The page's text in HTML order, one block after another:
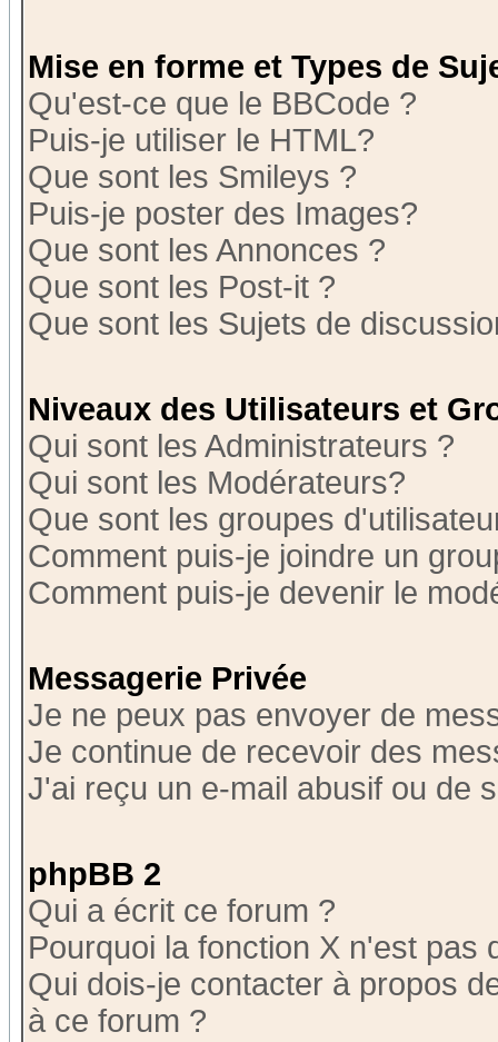
Mise en forme et Types de
Qu'est-ce que le BBCode ?
Puis-je utiliser le HTML?
Que sont les Smileys ?
Puis-je poster des Images?
Que sont les Annonces ?
Que sont les Post-it ?
Que sont les Sujets de
Niveaux des Utilisateurs et
Qui sont les Administrateurs ?
Qui sont les Modérateurs?
Que sont les groupes
Comment puis-je joindre un
Comment puis-je devenir le
Messagerie Privée
Je ne peux pas envoyer de
Je continue de recevoir des
J'ai reçu un e-mail abusif ou de
phpBB 2
Qui a écrit ce forum ?
Pourquoi la fonction X n'est pas
Qui dois-je contacter à propos
à ce forum ?